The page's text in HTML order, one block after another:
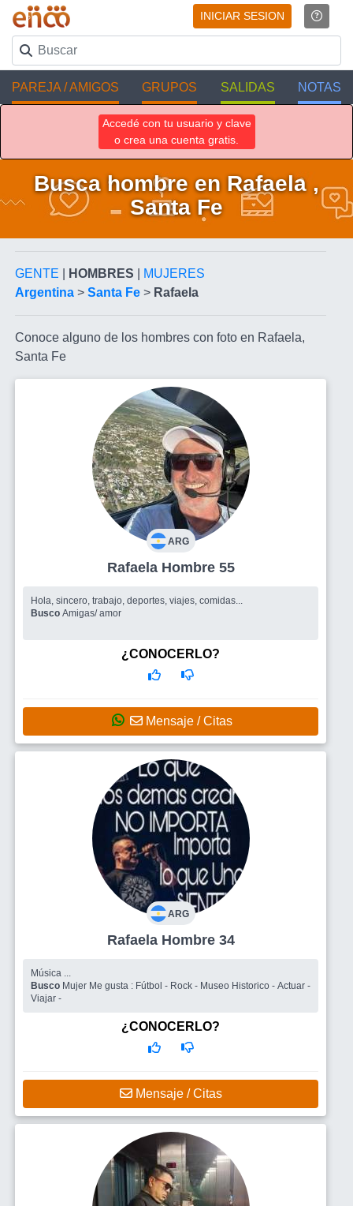
INICIAR SESION
PAREJA / AMIGOS GRUPOS SALIDAS NOTAS
Accedé con tu usuario y clave
o crea una cuenta gratis.
Busca hombre en Rafaela ,
Santa Fe
GENTE HOMBRES
MUJERES
Argentina > Santa Fe > Rafaela
Conoce alguno de los hombres con foto en Rafaela,
Santa Fe
ARG
Rafaela Hombre 55
Hola, sincero, trabajo, deportes, viajes, comidas...
Busco Amigas/ amor
¿CONOCERLO?
Mensaje / Citas
ARG
Rafaela Hombre 34
Música ...
Busco Mujer Me gusta : Fútbol - Rock - Museo Historico - Actuar -
Viajar -
¿CONOCERLO?
Mensaje / Citas